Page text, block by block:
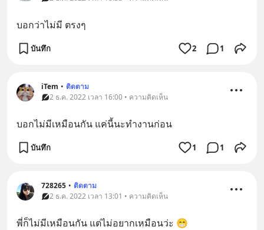
บอกว่าไม่มี ตรงๆ
บันทึก 2 1
iTem • ติดตาม
2 ธ.ค. 2022 เวลา 16:00 • ความคิดเห็น
บอกไม่มีเหมือนกัน แค่นี้นะทำงานก่อน
บันทึก 1 1
728265 • ติดตาม
2 ธ.ค. 2022 เวลา 13:01 • ความคิดเห็น
พี่ก็ไม่มีเหมือนกัน แต่ไม่อยากเหมือนว่ะ 😁